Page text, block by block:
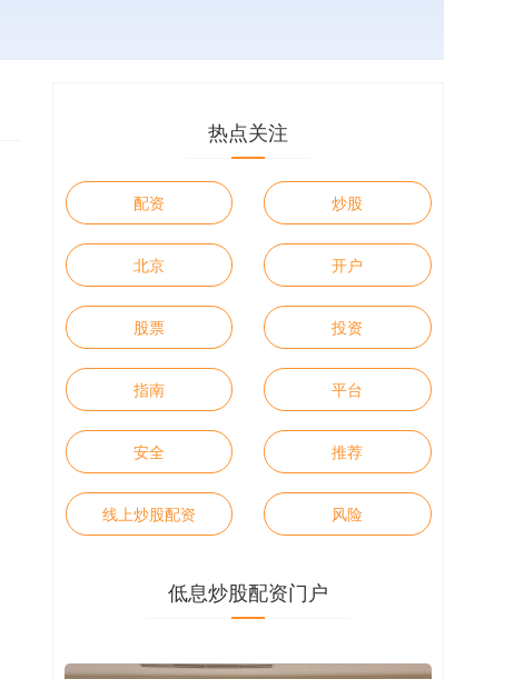
热点关注
配资 炒股
北京 开户
股票 投资
指南 平台
安全 推荐
线上炒股配资 风险
低息炒股配资门户